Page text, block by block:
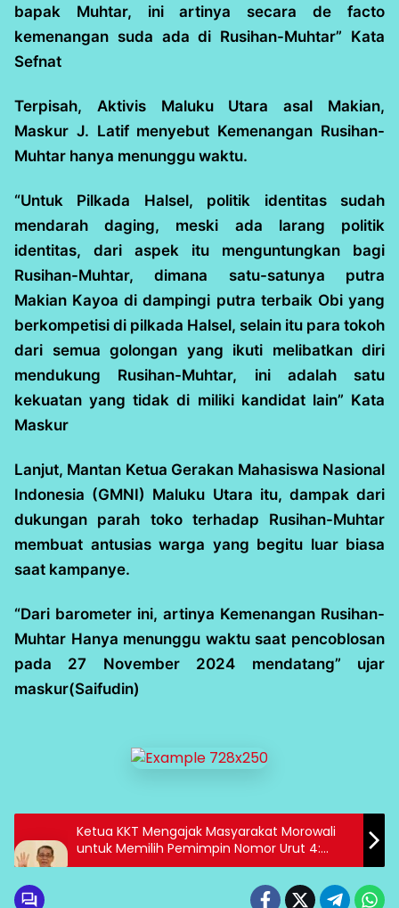
bapak Muhtar, ini artinya secara de facto
kemenangan suda ada di Rusihan-Muhtar” Kata
Sefnat
Terpisah, Aktivis Maluku Utara asal Makian,
Maskur J. Latif menyebut Kemenangan Rusihan-
Muhtar hanya menunggu waktu.
“Untuk Pilkada Halsel, politik identitas sudah
mendarah daging, meski ada larang politik
identitas, dari aspek itu menguntungkan bagi
Rusihan-Muhtar, dimana satu-satunya putra
Makian Kayoa di dampingi putra terbaik Obi yang
berkompetisi di pilkada Halsel, selain itu para tokoh
dari semua golongan yang ikuti melibatkan diri
mendukung Rusihan-Muhtar, ini adalah satu
kekuatan yang tidak di miliki kandidat lain” Kata
Maskur
Lanjut, Mantan Ketua Gerakan Mahasiswa Nasional
Indonesia (GMNI) Maluku Utara itu, dampak dari
dukungan parah toko terhadap Rusihan-Muhtar
membuat antusias warga yang begitu luar biasa
saat kampanye.
“Dari barometer ini, artinya Kemenangan Rusihan-
Muhtar Hanya menunggu waktu saat pencoblosan
pada 27 November 2024 mendatang” ujar
maskur(Saifudin)
Ketua KKT Mengajak Masyarakat Morowali
untuk Memilih Pemimpin Nomor Urut 4:
Rachmansyah- Harsono